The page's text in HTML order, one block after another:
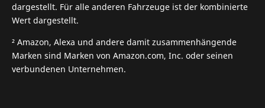
dargestellt. Für alle anderen Fahrzeuge ist der kombinierte
Wert dargestellt.
² Amazon, Alexa und andere damit zusammenhängende
Marken sind Marken von Amazon.com, Inc. oder seinen
verbundenen Unternehmen.